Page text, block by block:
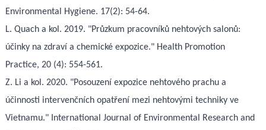
Environmental Hygiene. 17(2): 54-64.
L. Quach a kol. 2019. "Průzkum pracovníků nehtových salonů:
účinky na zdraví a chemické expozice." Health Promotion
Practice, 20 (4): 554-561.
Z. Li a kol. 2020. "Posouzení expozice nehtového prachu a
účinnosti intervenčních opatření mezi nehtovými techniky ve
Vietnamu." International Journal of Environmental Research and